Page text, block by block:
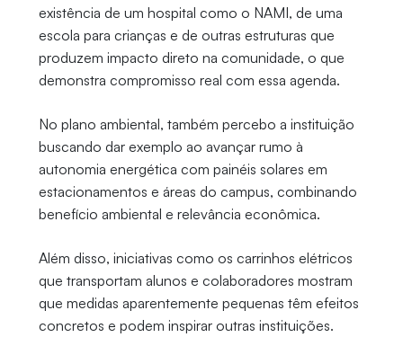
existência de um hospital como o NAMI, de uma
escola para crianças e de outras estruturas que
produzem impacto direto na comunidade, o que
demonstra compromisso real com essa agenda.
No plano ambiental, também percebo a instituição
buscando dar exemplo ao avançar rumo à
autonomia energética com painéis solares em
estacionamentos e áreas do campus, combinando
benefício ambiental e relevância econômica.
Além disso, iniciativas como os carrinhos elétricos
que transportam alunos e colaboradores mostram
que medidas aparentemente pequenas têm efeitos
concretos e podem inspirar outras instituições.